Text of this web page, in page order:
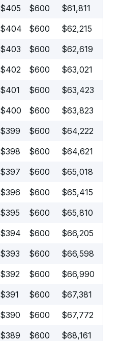
$405 $600 $61,811
$404 $600 $62,215
$403 $600 $62,619
$402 $600 $63,021
$401 $600 $63,423
$400 $600 $63,823
$399 $600 $64,222
$398 $600 $64,621
$397 $600 $65,018
$396 $600 $65,415
$395 $600 $65,810
$394 $600 $66,205
$393 $600 $66,598
$392 $600 $66,990
$391 $600 $67,381
$390 $600 $67,772
$389 $600 $68,161